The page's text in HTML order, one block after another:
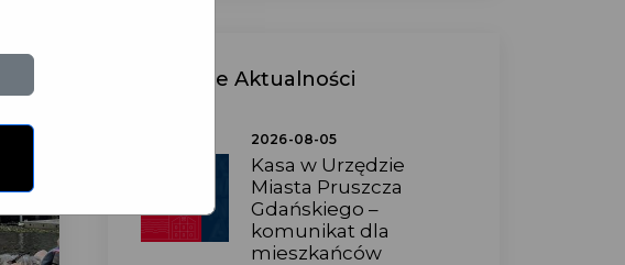
Ostatnie Aktualności
2026-08-05
Kasa w Urzędzie
Miasta Pruszcza
Gdańskiego –
komunikat dla
mieszkańców